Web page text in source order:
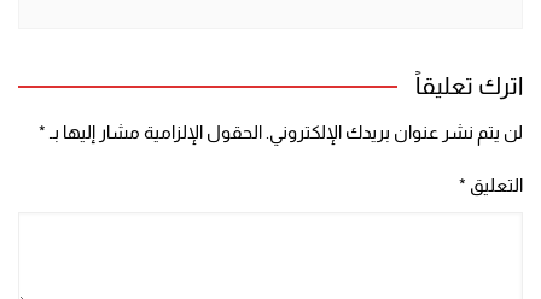
اترك تعليقاً
لن يتم نشر عنوان بريدك الإلكتروني. الحقول الإلزامية مشار إليها بـ *
التعليق *